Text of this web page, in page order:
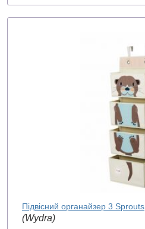
Підвісний органайзер 3 Sprouts
(Wydra)